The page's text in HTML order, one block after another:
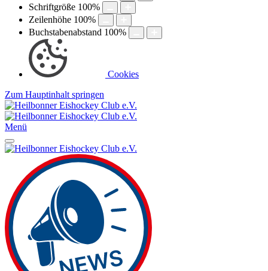
Schriftgröße 100%
Zeilenhöhe 100%
Buchstabenabstand 100%
Cookies
Zum Hauptinhalt springen
Menü